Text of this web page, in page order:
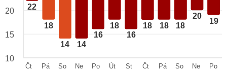
22
18
14 14
16
18
16
18 18 18
20
19
20
15
10
Čt
Pá
So
Ne
Po
Út
St
Čt
Pá
So
Ne
Po